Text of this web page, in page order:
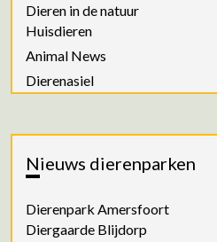
Dieren in de natuur
Huisdieren
Animal News
Dierenasiel
Nieuws dierenparken
Dierenpark Amersfoort
Diergaarde Blijdorp